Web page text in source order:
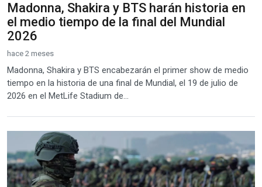
Madonna, Shakira y BTS harán historia en
el medio tiempo de la final del Mundial
2026
hace 2 meses
Madonna, Shakira y BTS encabezarán el primer show de medio
tiempo en la historia de una final de Mundial, el 19 de julio de
2026 en el MetLife Stadium de...